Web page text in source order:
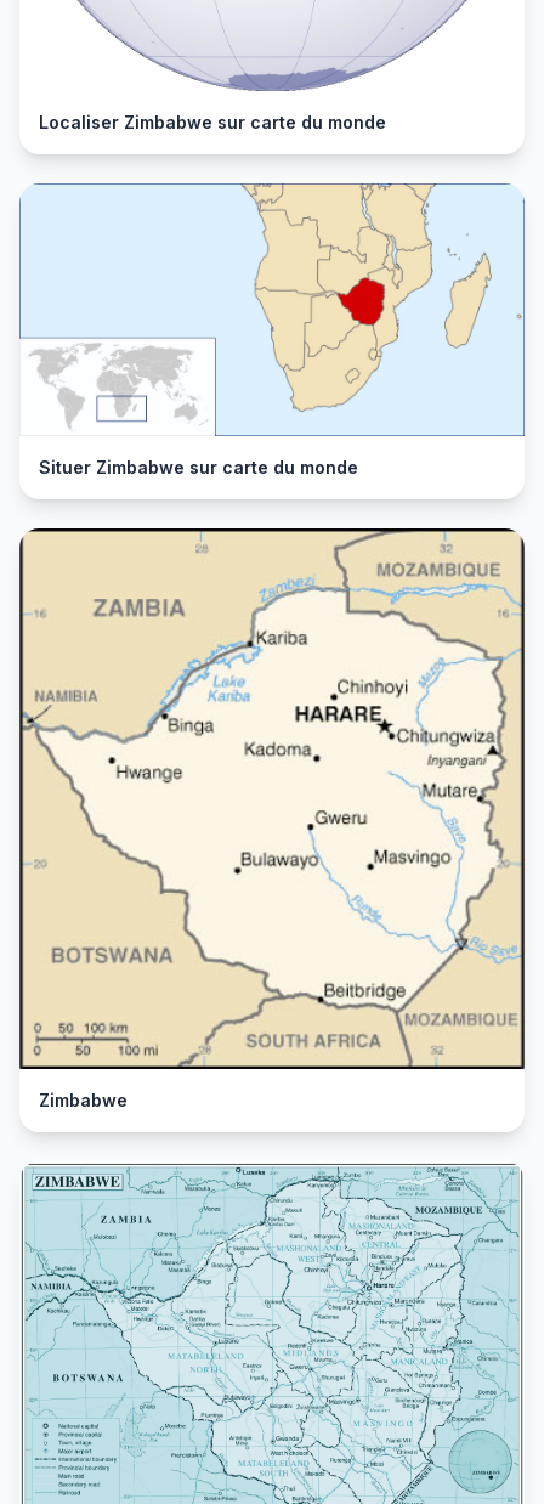
Localiser Zimbabwe sur carte du monde
Situer Zimbabwe sur carte du monde
Zimbabwe